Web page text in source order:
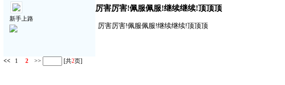
新手上路
厉害厉害!佩服佩服!继续继续!顶顶顶
厉害厉害!佩服佩服!继续继续!顶顶顶
<< 1 2 >> [共2页]